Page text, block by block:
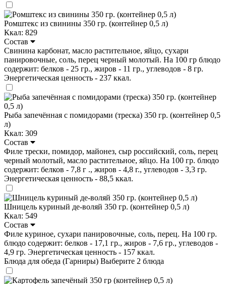
Ромштекс из свинины 350 гр. (контейнер 0,5 л)
Ккал: 829
Состав
Свинина карбонат, масло растительное, яйцо, сухари
панировочные, соль, перец черный молотый. На 100 гр блюдо
содержит: белков - 25 гр., жиров - 11 гр., углеводов - 8 гр.
Энергетическая ценность - 237 ккал.
Рыба запечённая с помидорами (треска) 350 гр. (контейнер 0,5
л)
Ккал: 309
Состав
Филе трески, помидор, майонез, сыр российский, соль, перец
черный молотый, масло растительное, яйцо. На 100 гр. блюдо
содержит: белков - 7,8 г ., жиров - 4,8 г., углеводов - 3,3 гр.
Энергетическая ценность - 88,5 ккал.
Шницель куриный де-воляй 350 гр. (контейнер 0,5 л)
Ккал: 549
Состав
Филе куриное, сухари панировочные, соль, перец. На 100 гр.
блюдо содержит: белков - 17,1 гр., жиров - 7,6 гр., углеводов -
4,9 гр. Энергетическая ценность - 157 ккал.
Блюда для обеда (Гарниры) Выберите 2 блюда